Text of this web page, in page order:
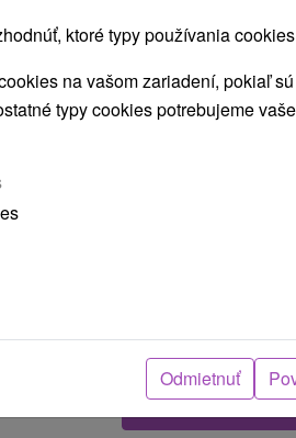
A ZĽAVOU NA VIAC NOCÍ
Maladinovo Liptovský
Mary, priamo oproti aquaparku
ZOBRAZIŤ
ktoré typy používania
na vašom zariadení, pokiaľ
typy cookies potrebujeme
Odmietnuť